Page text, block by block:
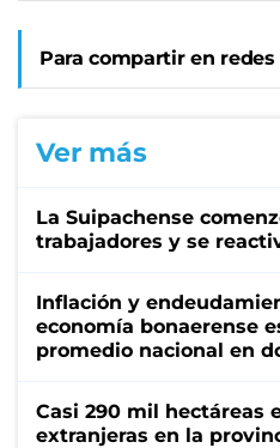
Para compartir en redes
Ver más
La Suipachense
trabajadores y se
Inflación y
economía bonaerense
promedio nacional en
Casi 290 mil hectáreas
extranjeras en la